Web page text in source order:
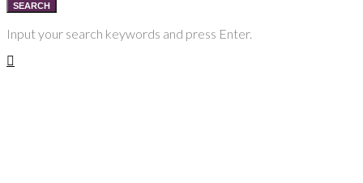
SEARCH
Input your search keywords and press Enter.